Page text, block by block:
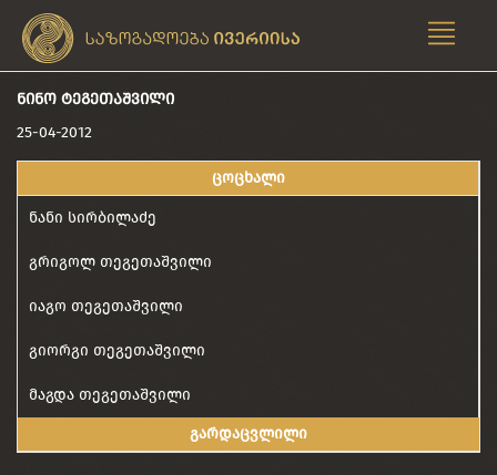
ᲜᲘᲜᲝ ᲢᲔᲒᲔᲗᲐᲨᲕᲘᲚᲘ
25-04-2012
ცოცხალი
ნანი სირბილაძე
გრიგოლ თეგეთაშვილი
იაგო თეგეთაშვილი
გიორგი თეგეთაშვილი
მაგდა თეგეთაშვილი
გარდაცვლილი